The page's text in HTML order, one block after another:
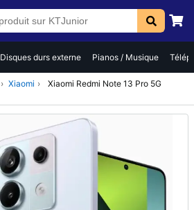
Disques durs externe Pianos / Musique
› Xiaomi ›
Xiaomi Redmi Note 13 Pro 5G